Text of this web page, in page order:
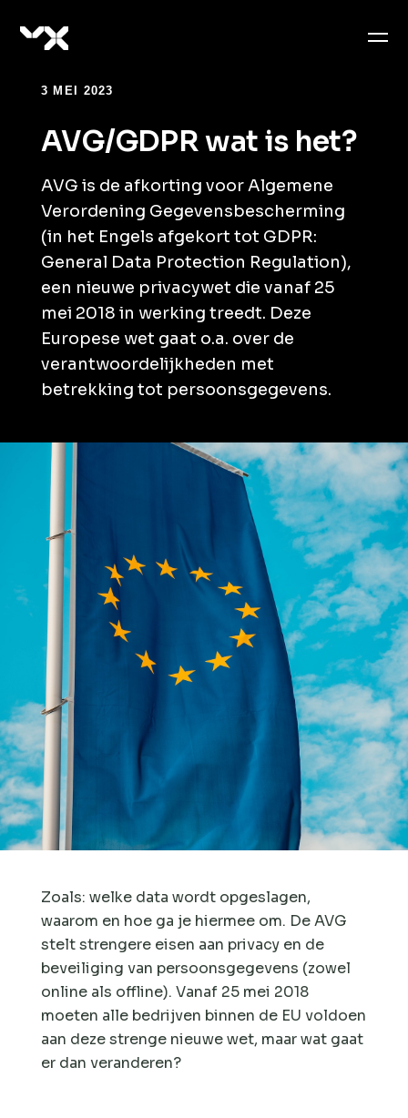
3 MEI 2023
AVG/GDPR wat is het?
AVG is de afkorting voor Algemene
Verordening Gegevensbescherming
(in het Engels afgekort tot GDPR:
General Data Protection Regulation),
een nieuwe privacywet die vanaf 25
mei 2018 in werking treedt. Deze
Europese wet gaat o.a. over de
verantwoordelijkheden met
betrekking tot persoonsgegevens.
Zoals: welke data wordt opgeslagen,
waarom en hoe ga je hiermee om. De AVG
stelt strengere eisen aan privacy en de
beveiliging van persoonsgegevens (zowel
online als offline). Vanaf 25 mei 2018
moeten alle bedrijven binnen de EU voldoen
aan deze strenge nieuwe wet, maar wat gaat
er dan veranderen?